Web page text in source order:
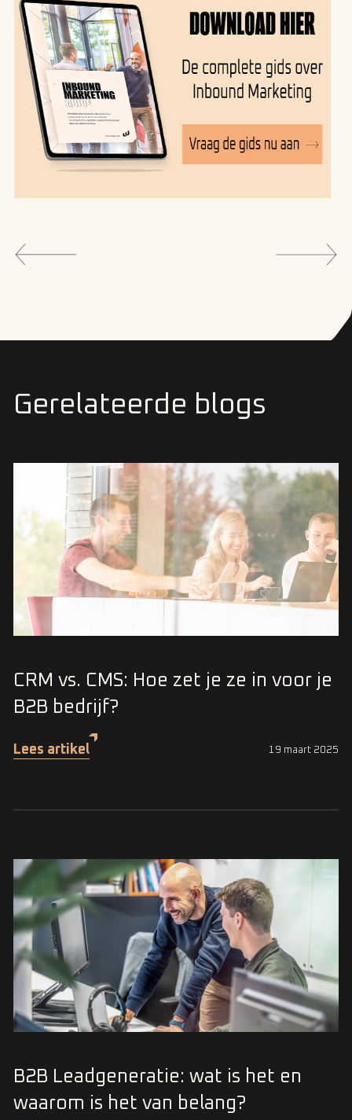
Gerelateerde blogs
CRM vs. CMS: Hoe zet je ze in voor je
B2B bedrijf?
Lees artikel 19 maart 2025
B2B Leadgeneratie: wat is het en
waarom is het van belang?